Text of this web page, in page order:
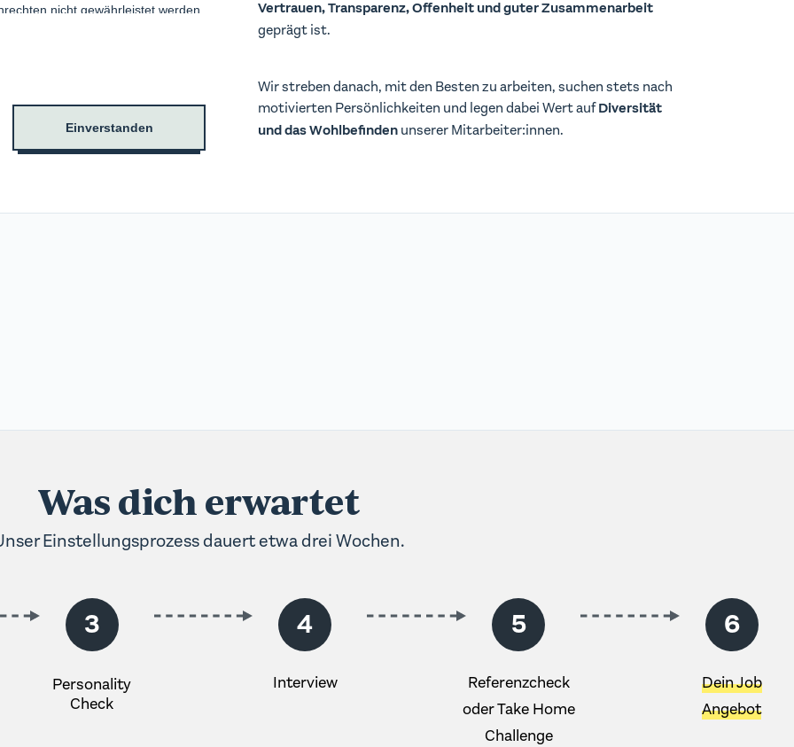
nicht gewährleistet werden.
laut dem Gerichtshof der
und daher unverhältnismäßig.
klicken Sie bitte auf den Button
Dazu müssen wir verstehen, was
gar nicht gefällt. Performance
entspricht. So vermeiden
zeigen. Werbe-Cookies
Einverstanden
Vertrauen, Transparenz, Offenheit und guter Zusammenarbeit
geprägt ist.
Wir streben danach, mit den Besten zu arbeiten, suchen stets nach
motivierten Persönlichkeiten und legen dabei Wert aufDiversität
und das Wohlbefinden unserer Mitarbeiter:innen.
Was dich erwartet
Einstellungsprozess dauert etwa drei Wochen.
3
Personality
Check
4
Interview
5
Referenzcheck
oder Take Home
Challenge
6
Dein Job
Angebot